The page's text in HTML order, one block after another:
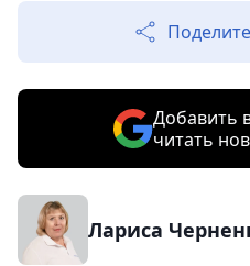
Добавить
читать
Лариса